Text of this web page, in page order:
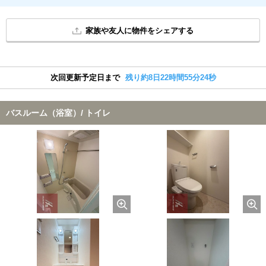
家族や友人に物件をシェアする
次回更新予定日まで 残り約8日22時間55分24秒
バスルーム（浴室）/ トイレ